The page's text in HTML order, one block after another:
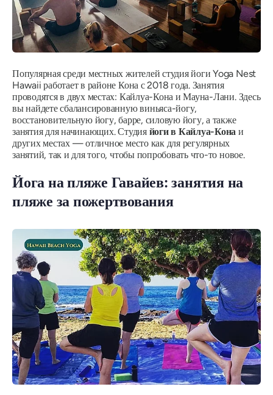
Популярная среди местных жителей студия йоги Yoga Nest
Hawaii работает в районе Кона с 2018 года. Занятия
проводятся в двух местах: Кайлуа-Кона и Мауна-Лани. Здесь
вы найдете сбалансированную виньяса-йогу,
восстановительную йогу, барре, силовую йогу, а также
занятия для начинающих. Студия йоги в Кайлуа-Конаи
других местах — отличное место как для регулярных
занятий, так и для того, чтобы попробовать что-то новое.
Йога на пляже Гавайев: занятия на
пляже за пожертвования